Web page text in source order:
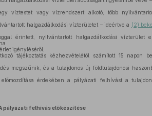
víztestet vagy vízrendszert alkotó, több
halgazdálkodási vízterületet – ideértve a (2)
érintett, nyilvántartott halgazdálkodási vízterület
igényléséről,
tájékoztatás kézhezvételétől számított 15 napon
megszűnik, és a tulajdonos új földtulajdonosi
érdekében a pályázati felhívást a
pályázati felhívás előkészítése